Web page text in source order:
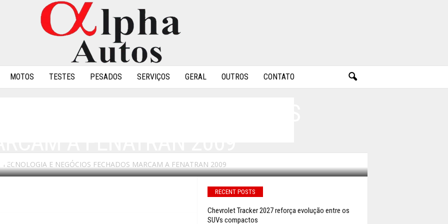
MOTOS TESTES PESADOS SERVIÇOS GERAL OUTROS CONTATO
E NEGÓCIOS FECHADOS MARCAM A FENATRAN 2009
0
RECENT POSTS
Chevrolet Tracker 2027 reforça evolução entre os
SUVs compactos